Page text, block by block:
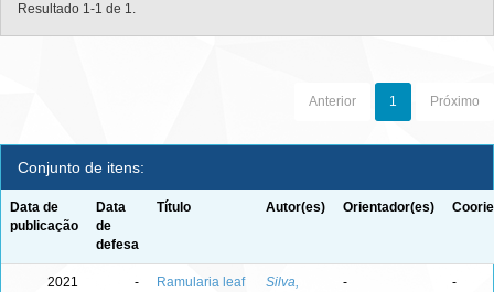
Resultado 1-1 de 1.
Anterior 1 Próximo
Conjunto de itens:
Data de
publicação
Data
de
defesa
Título Autor(es) Orientador(es)
2021 -
Ramularia leaf
Silva,
- -